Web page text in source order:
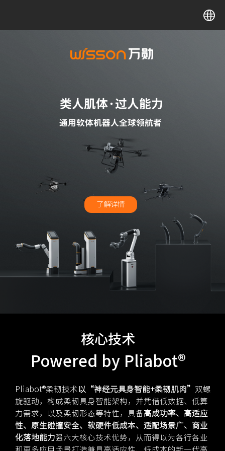
类人肌体·过人能力
通用软体机器人全球领航者
了解详情
Pliabot®柔韧技术以“神经元具身智能+柔韧肌肉” 双螺
旋驱动，构成柔韧具身智能架构，并凭借低数据、低算
力需求，以及柔韧形态等特性，具备高成功率、高适应
性、原生碰撞安全、软硬件低成本、适配场景广、商业
化落地能力强六大核心技术优势，从而得以为各行各业
核心技术
Powered by Pliabot®